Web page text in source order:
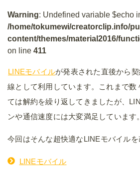
Warning: Undefined variable $echo
/home/tokumewi/creatorclip.info/
content/themes/material2016/
on line 411
LINEモバイルが発表された直後から
線として利用しています。これまで数
ては解約を繰り返してきましたが、
ンや通信速度には大変満足しています。
今回はそんな超快適なLINEモバイルを
LINEモバイル